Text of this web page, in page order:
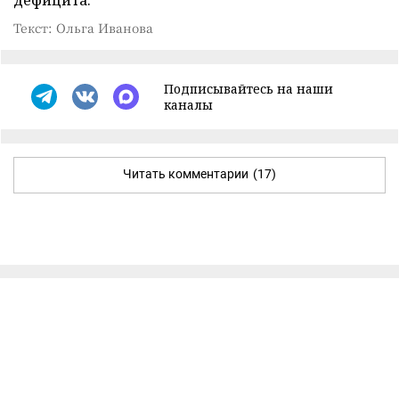
Текст: Ольга Иванова
Подписывайтесь на наши
каналы
Читать комментарии (17)